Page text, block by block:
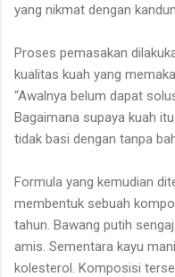
yang nikmat dengan
Proses pemasakan
kualitas kuah yang
“Awalnya belum dapat
Bagaimana supaya kuah
tidak basi dengan tanpa
Formula yang kemudian
membentuk sebuah
tahun. Bawang putih
amis. Sementara kayu
kolesterol. Komposisi